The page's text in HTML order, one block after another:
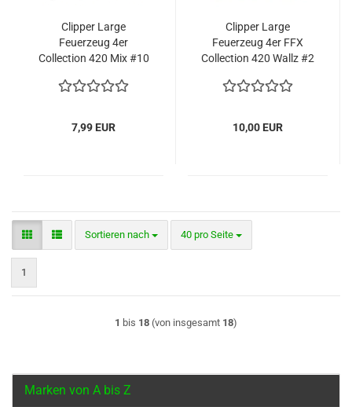
Clipper Large
Feuerzeug 4er
Collection 420 Mix #10
7,99 EUR
Clipper Large
Feuerzeug 4er FFX
Collection 420 Wallz #2
10,00 EUR
Sortieren nach
Sortieren nach 40 pro Seite
pro Seite
1
1 bis 18 (von insgesamt 18)
Marken von A bis Z